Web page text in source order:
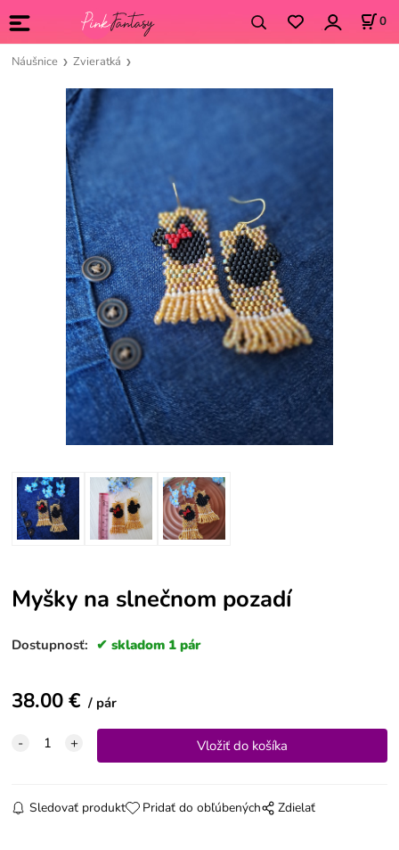
0
Náušnice Zvieratká
Myšky na slnečnom pozadí
Dostupnosť: skladom 1 pár
38.00€ pár
Sledovať produkt Pridať do obľúbených Zdielať